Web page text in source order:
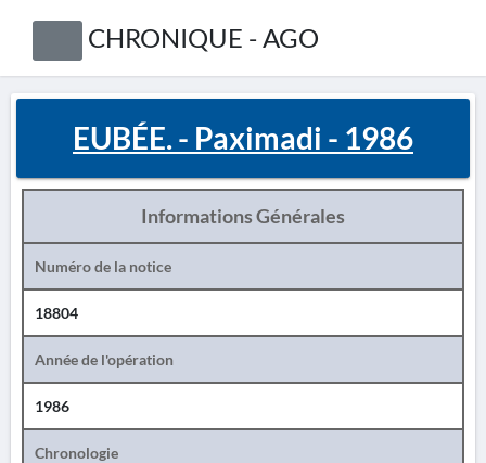
CHRONIQUE - AGO
EUBÉE. - Paximadi - 1986
Informations Générales
Numéro de la notice
18804
Année de l'opération
1986
Chronologie